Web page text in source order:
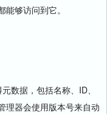
够访问到它。
据，包括名称、ID、
理器会使用版本号来自动